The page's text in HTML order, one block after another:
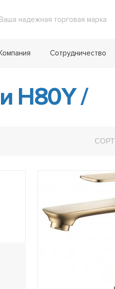
Ваша надежная торговая марка
Сотрудничество
H80Y/